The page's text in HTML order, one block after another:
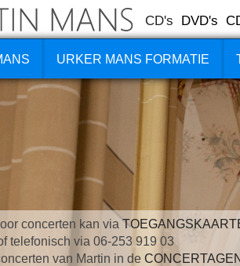
CD's DVD's
URKER MANS FORMATIE
concerten kan via
telefonisch via 06-253 919 03
van Martin in de